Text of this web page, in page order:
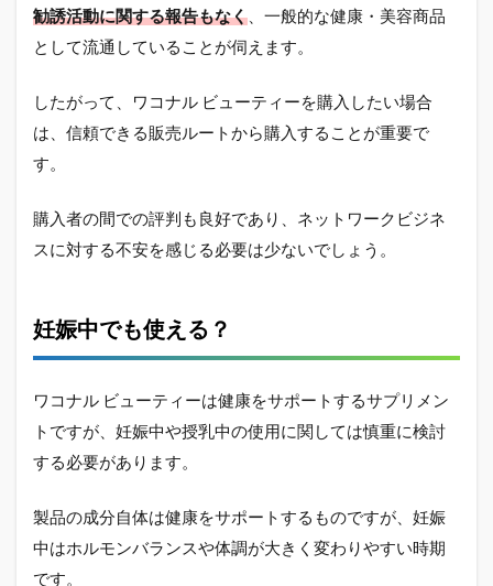
勧誘活動に関する報告もなく 、一般的な健康・美容商品
として流通していることが伺えます。
したがって、ワコナル ビューティーを購入したい場合
は、信頼できる販売ルートから購入することが重要で
す。
購入者の間での評判も良好であり、ネットワークビジネ
スに対する不安を感じる必要は少ないでしょう。
妊娠中でも使える？
ワコナル ビューティーは健康をサポートするサプリメン
トですが、妊娠中や授乳中の使用に関しては慎重に検討
する必要があります。
製品の成分自体は健康をサポートするものですが、妊娠
中はホルモンバランスや体調が大きく変わりやすい時期
です。